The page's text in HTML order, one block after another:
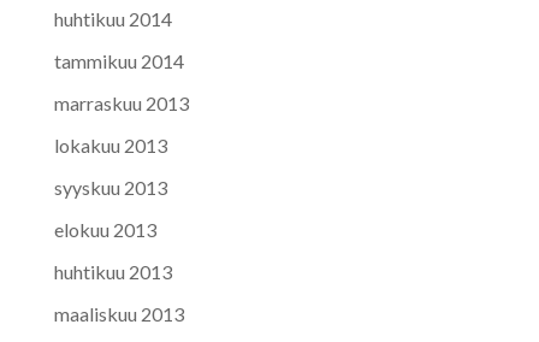
huhtikuu 2014
tammikuu 2014
marraskuu 2013
lokakuu 2013
syyskuu 2013
elokuu 2013
huhtikuu 2013
maaliskuu 2013